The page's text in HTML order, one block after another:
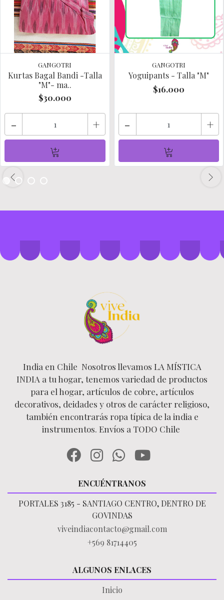
GANGOTRI
Kurtas Bagal Bandi -Talla
"M"- ma..
$30.000
- +
GANGOTRI
Yoguipants - Talla "M"
$16.000
- +
India en Chile Nosotros llevamos LA MÍSTICA
INDIA a tu hogar, tenemos variedad de productos
para el hogar, artículos de cobre, artículos
decorativos, deidades y otros de carácter religioso,
también encontrarás ropa típica de la india e
instrumentos. Envíos a TODO Chile
ENCUÉNTRANOS
PORTALES 3185 - SANTIAGO CENTRO, DENTRO DE
GOVINDAS
viveindiacontacto@gmail.com
+569 81714405
ALGUNOS ENLACES
Inicio